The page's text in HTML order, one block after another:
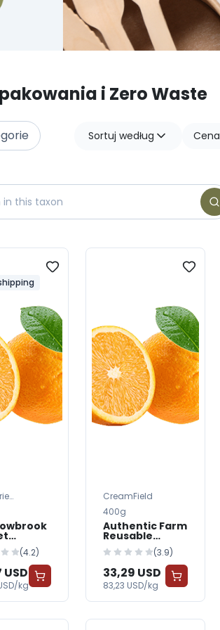
i Zero Waste
Sortuj według Cena
&
—
(4.2)
kg
CreamField
400g
Authentic Farm
Reusable
Containers &
Tote Bags —
FreshGrocer
(3.9)
33,29 USD
83,23 USD/kg